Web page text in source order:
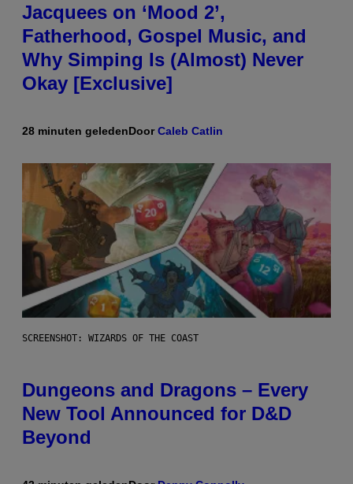
Jacquees on ‘Mood 2’,
Fatherhood, Gospel Music, and
Why Simping Is (Almost) Never
Okay [Exclusive]
28 minuten geledenDoorCaleb Catlin
SCREENSHOT: WIZARDS OF THE COAST
Dungeons and Dragons – Every
New Tool Announced for D&D
Beyond